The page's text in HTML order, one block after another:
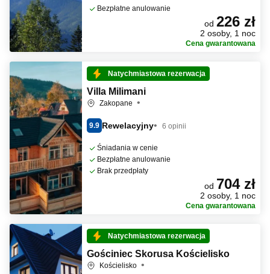
Bezpłatne anulowanie
od 226 zł
2 osoby, 1 noc
Cena gwarantowana
Natychmiastowa rezerwacja
Villa Milimani
Zakopane
9.9 Rewelacyjny 6 opinii
Śniadania w cenie
Bezpłatne anulowanie
Brak przedpłaty
od 704 zł
2 osoby, 1 noc
Cena gwarantowana
Natychmiastowa rezerwacja
Gościniec Skorusa Kościelisko
Kościelisko